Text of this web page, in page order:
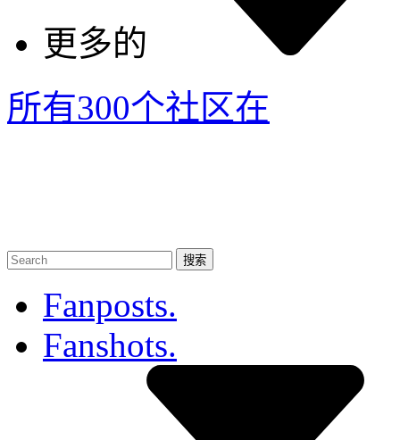
更多的
所有300个社区在
Fanposts.
Fanshots.